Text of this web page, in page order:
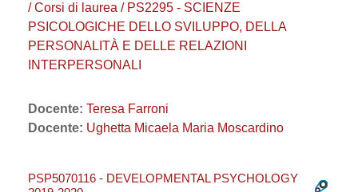
/ Corsi di laurea / PS2295 - SCIENZE
PSICOLOGICHE DELLO SVILUPPO, DELLA
PERSONALITÀ E DELLE RELAZIONI
INTERPERSONALI
Docente: Teresa Farroni
Docente: Ughetta Micaela Maria Moscardino
PSP5070116 - DEVELOPMENTAL PSYCHOLOGY